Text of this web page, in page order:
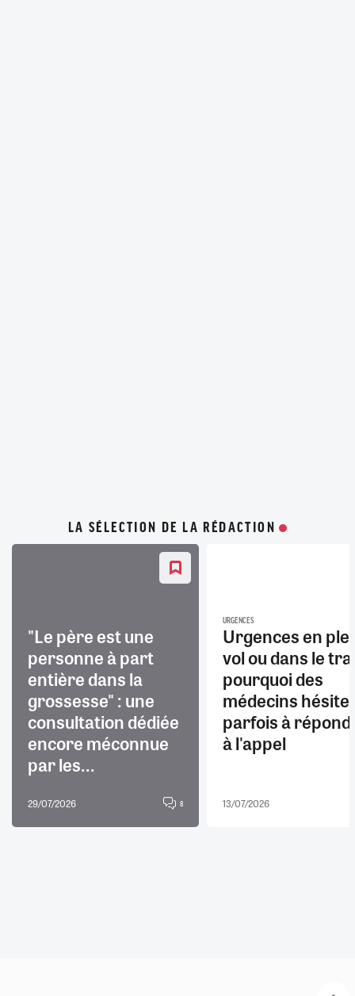
LA SÉLECTION DE LA RÉDACTION
"Le père est une
personne à part
entière dans la
grossesse" : une
consultation dédiée
encore méconnue
par les...
29/07/2026 8
URGENCES
Urgences en
vol ou dans le
pourquoi des
médecins
parfois à
à l'appel
13/07/2026